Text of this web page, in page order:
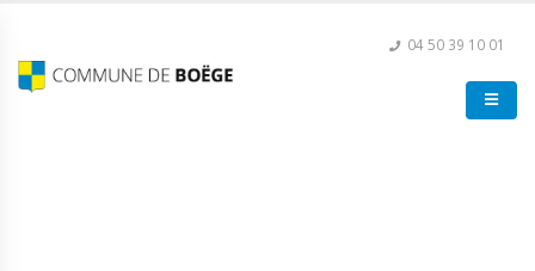
04 50 39 10 01